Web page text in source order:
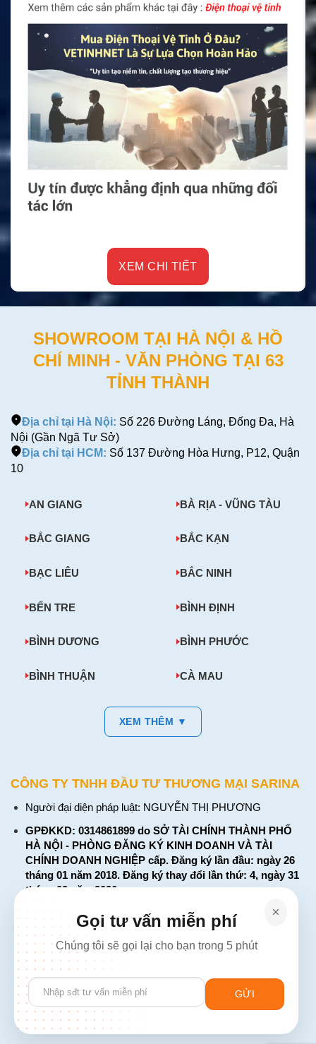
XEM CHI TIẾT
SHOWROOM TẠI HÀ NỘI & HỒ
CHÍ MINH - VĂN PHÒNG TẠI 63
TỈNH THÀNH
Địa chỉ tại Hà Nội: Số 226 Đường Láng, Đống Đa, Hà
Nội (Gần Ngã Tư Sở)
Địa chỉ tại HCM: Số 137 Đường Hòa Hưng, P12, Quận
10
AN GIANG BÀ RỊA - VŨNG TÀU
BẮC GIANG BẮC KẠN
BẠC LIÊU BẮC NINH
BẾN TRE BÌNH ĐỊNH
BÌNH DƯƠNG BÌNH PHƯỚC
BÌNH THUẬN CÀ MAU
XEM THÊM ▼
CÔNG TY TNHH ĐẦU TƯ THƯƠNG MẠI SARINA
Người đại diện pháp luật: NGUYỄN THỊ PHƯƠNG
GPĐKKD: 0314861899 do SỞ TÀI CHÍNH THÀNH PHỐ
HÀ NỘI - PHÒNG ĐĂNG KÝ KINH DOANH VÀ TÀI
CHÍNH DOANH NGHIỆP cấp. Đăng ký lần đầu: ngày 26
tháng 01 năm 2018. Đăng ký thay đổi lần thứ: 4, ngày 31
tháng 03 năm 2026
226 Đường Láng, Đống Đa, Hà Nội
137 Đường Hòa Hưng, Phường 12, Quận 10, TP. Hồ Chí
Minh
Hotline: 1900 2106 - 0386 001 001
Email:Giaiphap3g@gmail.com
Gọi tư vấn miễn phí
Chúng tôi sẽ gọi lại cho bạn trong 5 phút
Please
leave
field